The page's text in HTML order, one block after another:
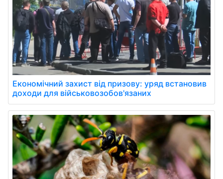
Економічний захист від призову: уряд встановив
доходи для військовозобов'язаних